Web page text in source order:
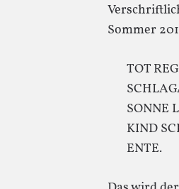
Sommer
TOT
SONNE
KIND
ENTE.